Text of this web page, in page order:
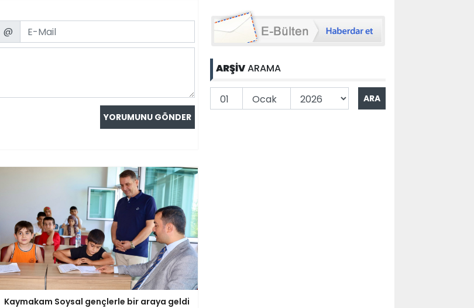
Email
@
Kaymakam Soysal gençlerle bir araya geldi
ARŞİVARAMA